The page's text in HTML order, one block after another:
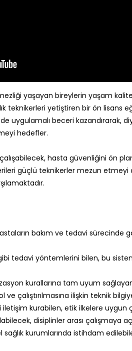
yaşayan bireylerin yaşam
teknikerleri yetiştiren bir ön lisans
uygulamalı beceri kazandırarak,
hedefler.
hasta güvenliğini ön
güçlü teknikerler mezun
bakım ve tedavi sürecinde
tedavi yöntemlerini bilen, bu
kurallarına tam uyum
ve çalıştırılmasına ilişkin teknik
iletişim kurabilen, etik ilkelere uygun
disiplinler arası çalışmaya
sağlık kurumlarında istihdam